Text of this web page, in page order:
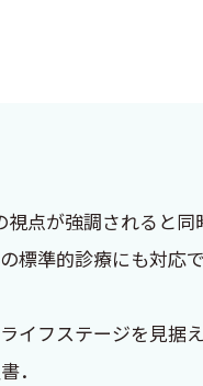
点が強調されると同
標準的診療にも対応
イフステージを見据
．